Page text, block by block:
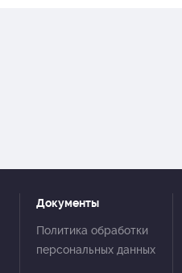
Документы
Политика обработки
персональных данных